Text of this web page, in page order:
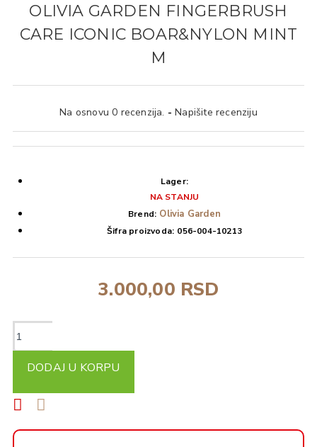
OLIVIA GARDEN FINGERBRUSH
CARE ICONIC BOAR&NYLON MINT
M
Na osnovu 0 recenzija. - Napišite recenziju
3.000,00 RSD
Lager:
NA STANJU
Brend: Olivia Garden
Šifra proizvoda: 056-004-10213
DODAJ U KORPU